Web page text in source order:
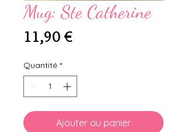
Mug: Ste Catherine
11,90 €Prix
Quantité *
Ajouter au panier